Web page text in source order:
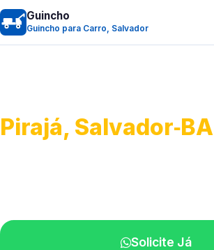
Guincho
Guincho para Carro, Salvador
Pirajá, Salvador‑BA
Solicite Já